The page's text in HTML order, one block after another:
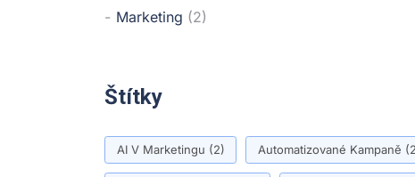
Marketing (2)
Štítky
AI V Marketingu (2) Automatizované Kampaně